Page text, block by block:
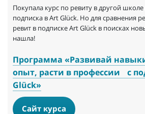
Покупала курс по ревиту в другой
подписка в Art Glück. Но для сравнения
ревит в подписке Art Glück в поисках
нашла!
Программа «Развивай
опыт, расти в профессии с
Glück»
Сайт курса